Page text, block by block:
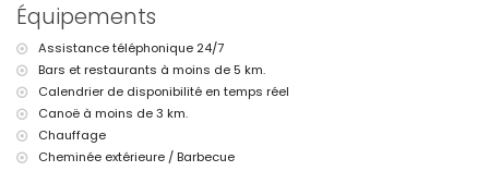
kilomètres de la villa)
Plage la plus proche : El Arenal, Jávea (à moins de 3 kilomètres de la
villa)
Port le plus proche : Puerto Aduanas del Mar, Jávea (à moins de 5
kilomètres de la villa)
Parc le plus proche : Montgó, Jávea (à moins de 3 kilomètres de la
villa)
Aéroport le plus proche : Alicante (à moins de 100 kilomètres de la
villa)
Équipements
Assistance téléphonique 24/7
Bars et restaurants à moins de 5 km.
Calendrier de disponibilité en temps réel
Canoë à moins de 3 km.
Chauffage
Cheminée extérieure / Barbecue